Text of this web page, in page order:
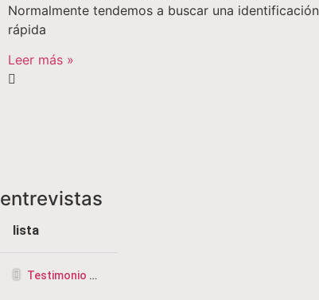
Normalmente tendemos a buscar una identificación
rápida
Leer más »
entrevistas
lista
Testimonio de la CRISIS más profunda a ser TERAPEUTA